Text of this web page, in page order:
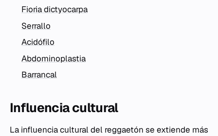
Fioria dictyocarpa
Serrallo
Acidófilo
Abdominoplastia
Barrancal
Influencia cultural
La influencia cultural del reggaetón se extiende más